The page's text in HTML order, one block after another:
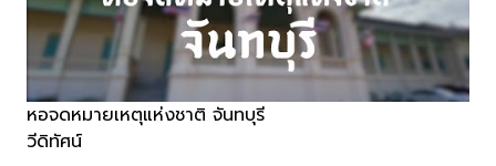
หอจดหมายเหตุแห่งชาติ จันทบุรี
วีดิทัศน์